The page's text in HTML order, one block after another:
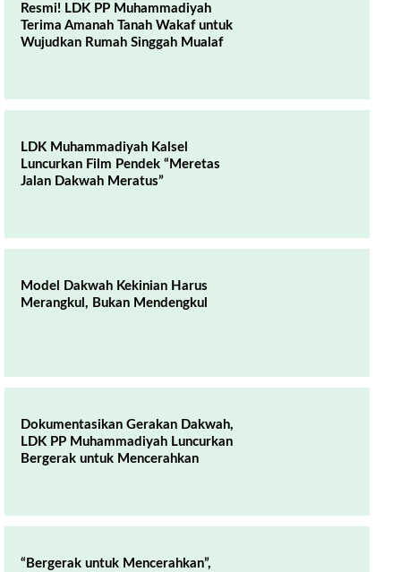
Resmi! LDK PP Muhammadiyah
Terima Amanah Tanah Wakaf untuk
Wujudkan Rumah Singgah Mualaf
LDK Muhammadiyah Kalsel
Luncurkan Film Pendek “Meretas
Jalan Dakwah Meratus”
Model Dakwah Kekinian Harus
Merangkul, Bukan Mendengkul
Dokumentasikan Gerakan Dakwah,
LDK PP Muhammadiyah Luncurkan
Bergerak untuk Mencerahkan
“Bergerak untuk Mencerahkan”,